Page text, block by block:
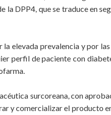
DPP4, que se traduce en
elevada prevalencia y por
perfil de paciente con
surcoreana, con
y comercializar el producto